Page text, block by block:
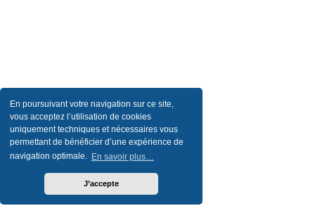
En poursuivant votre navigation sur ce site,
vous acceptez l’utilisation de cookies
uniquement techniques et nécessaires vous
permettant de bénéficier d’une expérience de
navigation optimale. En savoir plus…
J’accepte